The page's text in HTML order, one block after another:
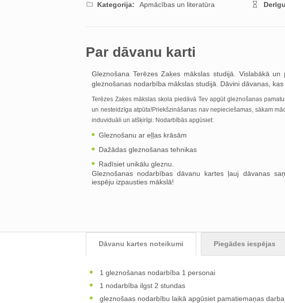
Kategorija:
Apmācības un literatūra
Par dāvanu karti
Gleznošana Terēzes Zaķes mākslas studijā. Vislabākā
gleznošanas nodarbība mākslas studijā. Dāvini dāvanas,
Terēzes Zaķes mākslas skola piedāvā Tev apgūt gleznošanas
un nesteidzīga atpūta!Priekšzināšanas nav nepieciešamas, sākam
induviduāli un atšķirīgi. Nodarbībās apgūsiet:
Gleznošanu ar eļļas krāsām
Dažādas gleznošanas tehnikas
Radīsiet unikālu gleznu.
Gleznošanas nodarbības dāvanu kartes ļauj dāvanas
iespēju izpausties mākslā!
Dāvanu kartes noteikumi Piegādes iespējas
1 gleznošanas nodarbība 1 personai
1 nodarbība ilgst 2 stundas
gleznošaas nodarbību laikā apgūsiet pamatiemaņas